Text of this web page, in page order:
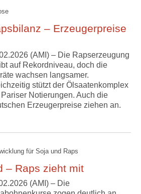
– Erzeugerpreise
(AMI) – Die Rapserzeugung
auf Rekordniveau, doch die
wachsen langsamer.
stützt der Ölsaatenkomplex
Notierungen. Auch die
Erzeugerpreise ziehen an.
für Soja und Raps
– Raps zieht mit
(AMI) – Die